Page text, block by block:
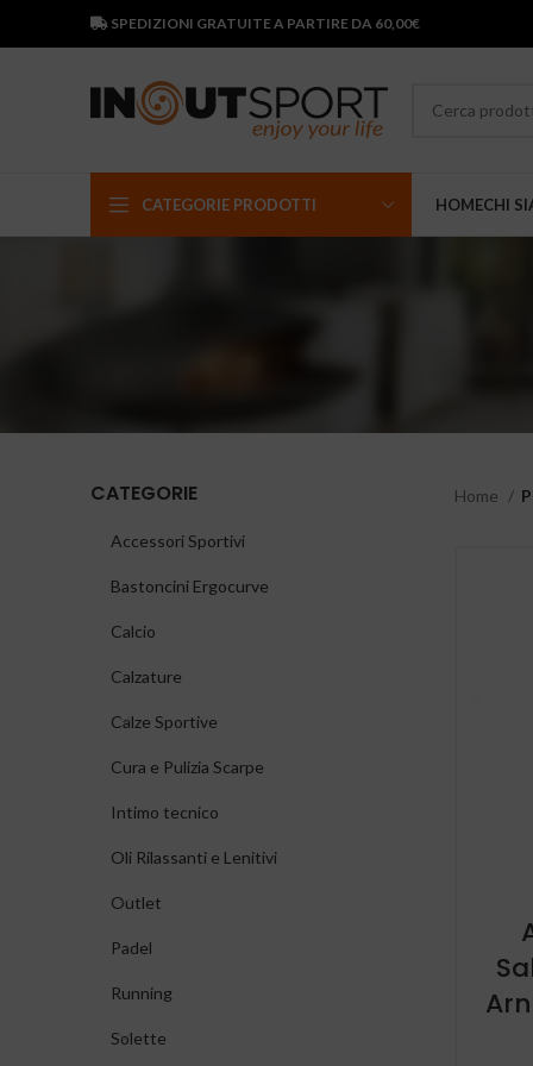
SPEDIZIONI GRATUITE A PARTIRE DA 60,00€
CATEGORIE PRODOTTI HOMECHI
CATEGORIE
Accessori Sportivi
Bastoncini Ergocurve
Calcio
Calzature
Calze Sportive
Cura e Pulizia Scarpe
Intimo tecnico
Oli Rilassanti e Lenitivi
Outlet
Padel
Running
Solette
Home